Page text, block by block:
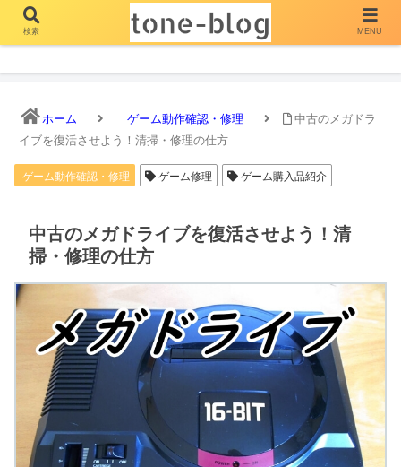
とーん ぶろぐ
ホーム ゲーム動作確認・修理
中古のメガドラ
イブを復活させよう！清掃・修理の仕方
ゲーム動作確認・修理 ゲーム修理 ゲーム購入品紹介
中古のメガドライブを復活させよう！清
掃・修理の仕方
検索 MENU